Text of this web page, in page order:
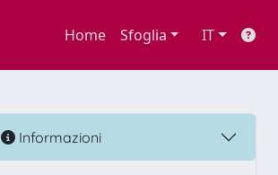
Home Sfoglia IT
Informazioni